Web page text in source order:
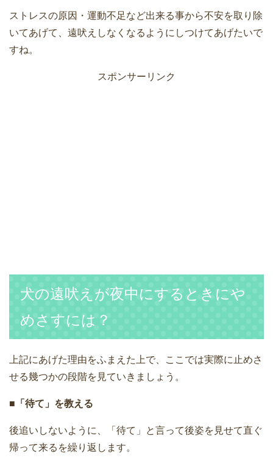
ストレスの原因・運動不足など出来る事から不安を取り除
いてあげて、遠吠えしなくなるようにしつけてあげたいで
すね。
スポンサーリンク
犬の遠吠えが夜中にするときにや
めさすには？
上記にあげた理由をふまえた上で、ここでは実際に止めさ
せる幾つかの段階を見ていきましょう。
■「待て」を教える
後追いしないように、「待て」と言って後姿を見せて直ぐ
帰って来るを繰り返します。